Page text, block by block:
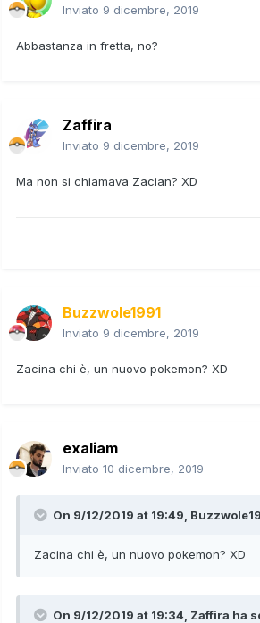
Inviato 9 dicembre, 2019
Abbastanza in fretta, no?
Zaffira
Inviato 9 dicembre, 2019
Ma non si chiamava Zacian? XD
Buzzwole1991
Inviato 9 dicembre, 2019
Zacina chi è, un nuovo pokemon? XD
exaliam
Inviato 10 dicembre, 2019
On 9/12/2019 at 19:49,
Zacina chi è, un nuovo pokemon? XD
On 9/12/2019 at 19:34, Zaffira ha